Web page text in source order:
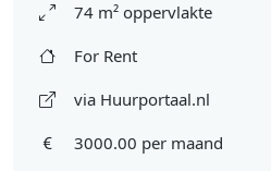
74 m² oppervlakte
For Rent
via Huurportaal.nl
3000.00 per maand